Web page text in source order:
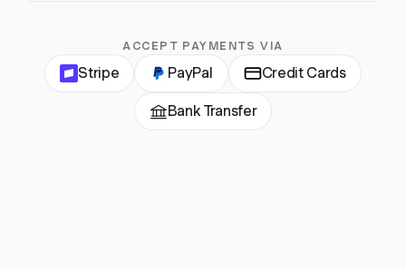
ACCEPT PAYMENTS VIA
Stripe PayPal Credit Cards
Bank Transfer